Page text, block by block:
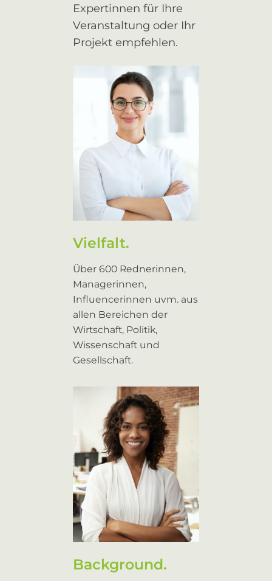
Expertinnen für Ihre
Veranstaltung oder Ihr
Projekt empfehlen.
Vielfalt.
Über 600 Rednerinnen,
Managerinnen,
Influencerinnen uvm. aus
allen Bereichen der
Wirtschaft, Politik,
Wissenschaft und
Gesellschaft.
Background.